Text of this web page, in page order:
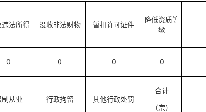
违法所得 没收非法财物 暂扣许可证件
降低资质等
级
0 0 0 0
制从业 行政拘留 其他行政处罚
合计
（宗）